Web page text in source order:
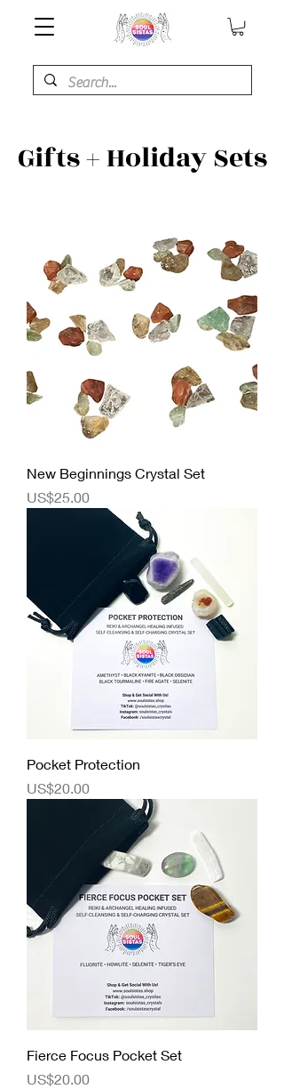
Gifts + Holiday Sets
New Beginnings Crystal Set
價格
US$25.00
Pocket Protection
價格
US$20.00
Fierce Focus Pocket Set
價格
US$20.00